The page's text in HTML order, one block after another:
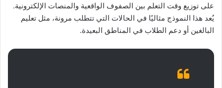
على توزيع وقت التعلم بين الصفوف الواقعية والمنصات الإلكترونية.
يُعد هذا النموذج مثاليًا في الحالات التي تتطلب مرونة، مثل تعليم
البالغين أو دعم الطلاب في المناطق البعيدة.